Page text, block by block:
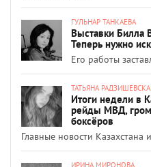
ГУЛЬНАР ТАНКАЕВА
Выставки Билла
Теперь нужно
Его работы
ТАТЬЯНА
Итоги недели в
рейды МВД,
боксёров
Главные новости Казахстана
ИРИНА МИРОНОВА